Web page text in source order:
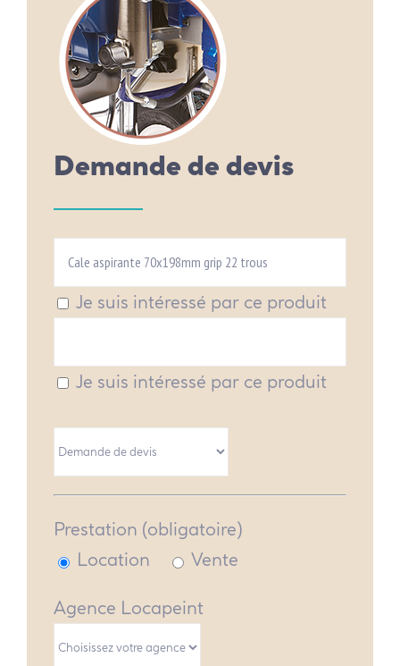
Demande de devis
Je suis intéressé par ce produit
Je suis intéressé par ce produit
Prestation (obligatoire)
Location
Vente
Agence Locapeint